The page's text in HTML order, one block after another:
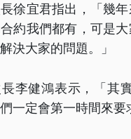
徐宜君指出，「幾
約我們都有，可是
決大家的問題。」
李健鴻表示，「其
一定會第一時間來要